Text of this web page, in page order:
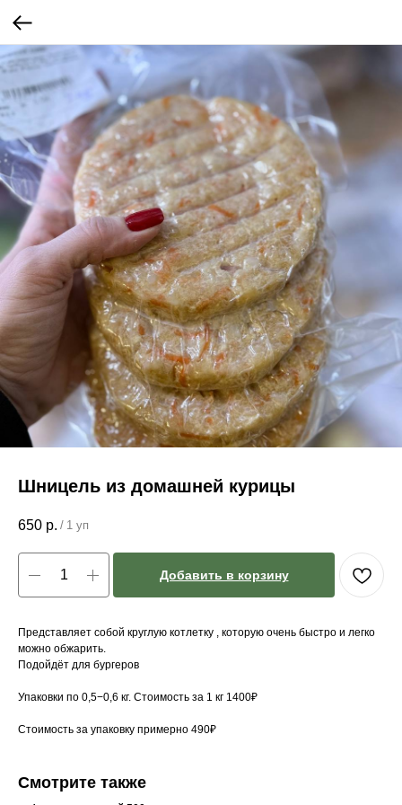
Шницель из домашней курицы
650 р. / 1 уп
Добавить в корзину
Представляет собой круглую котлетку , которую очень быстро и легко
можно обжарить.
Подойдёт для бургеров
Упаковки по 0,5−0,6 кг. Стоимость за 1 кг 1400₽
Стоимость за упаковку примерно 490₽
Смотрите также